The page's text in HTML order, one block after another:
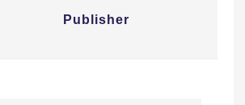
Publisher